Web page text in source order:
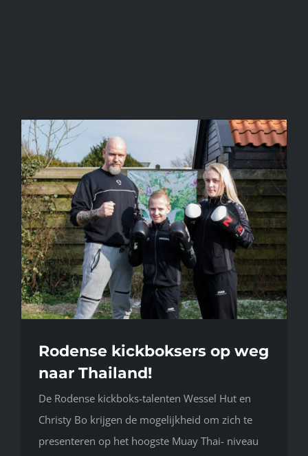
Rodense kickboksers op weg
naar Thailand!
De Rodense kickboks-talenten Wessel Hut en
Christy Bo krijgen de mogelijkheid om zich te
presenteren op het hoogste Muay Thai- niveau